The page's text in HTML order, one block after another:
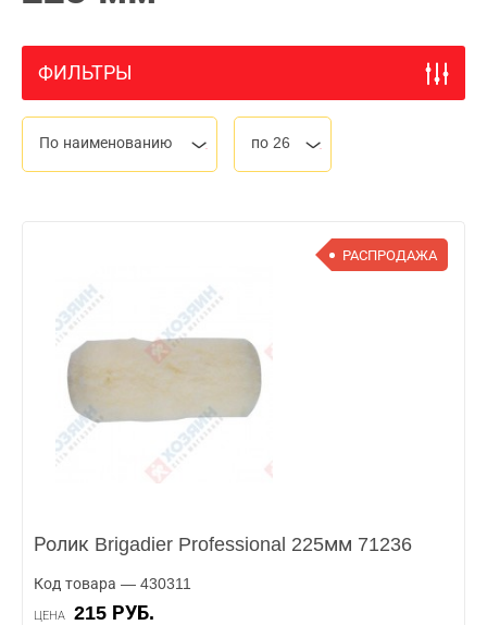
ФИЛЬТРЫ
По наименованию по 26
РАСПРОДАЖА
Ролик Brigadier Professional 225мм 71236
Код товара — 430311
ЦЕНА 215 РУБ.